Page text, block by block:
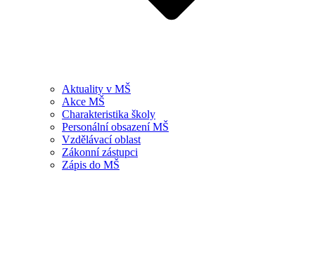
Aktuality v MŠ
Akce MŠ
Charakteristika školy
Personální obsazení MŠ
Vzdělávací oblast
Zákonní zástupci
Zápis do MŠ